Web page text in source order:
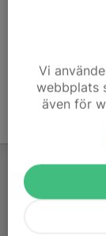
Vi
webbplats
även för